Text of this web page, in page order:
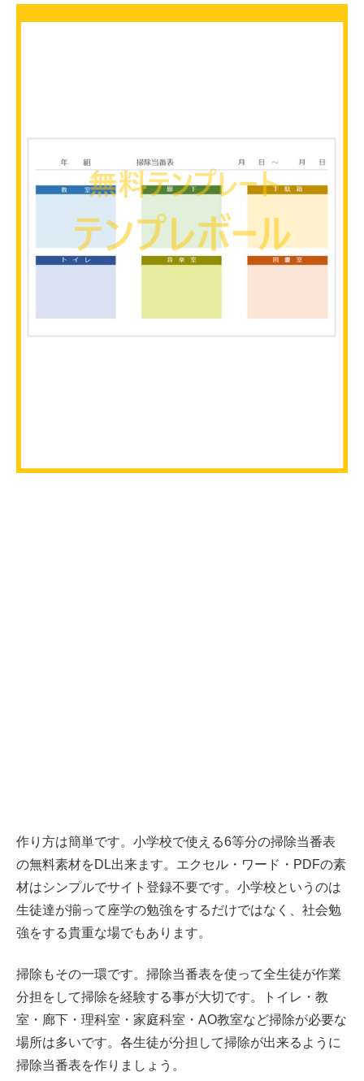
作り方は簡単です。小学校で使える6等分の掃除当番表
の無料素材をDL出来ます。エクセル・ワード・PDFの素
材はシンプルでサイト登録不要です。小学校というのは
生徒達が揃って座学の勉強をするだけではなく、社会勉
強をする貴重な場でもあります。
掃除もその一環です。掃除当番表を使って全生徒が作業
分担をして掃除を経験する事が大切です。トイレ・教
室・廊下・理科室・家庭科室・AO教室など掃除が必要な
場所は多いです。各生徒が分担して掃除が出来るように
掃除当番表を作りましょう。